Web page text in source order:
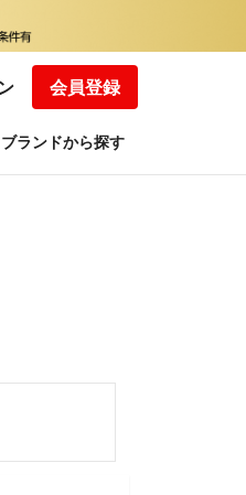
会員登録
ブランドから探す